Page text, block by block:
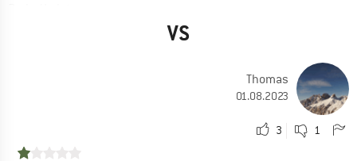
Ja, ich würde das Produkt einem Freund empfehlen
VS
Thomas
01.08.2023
3 1